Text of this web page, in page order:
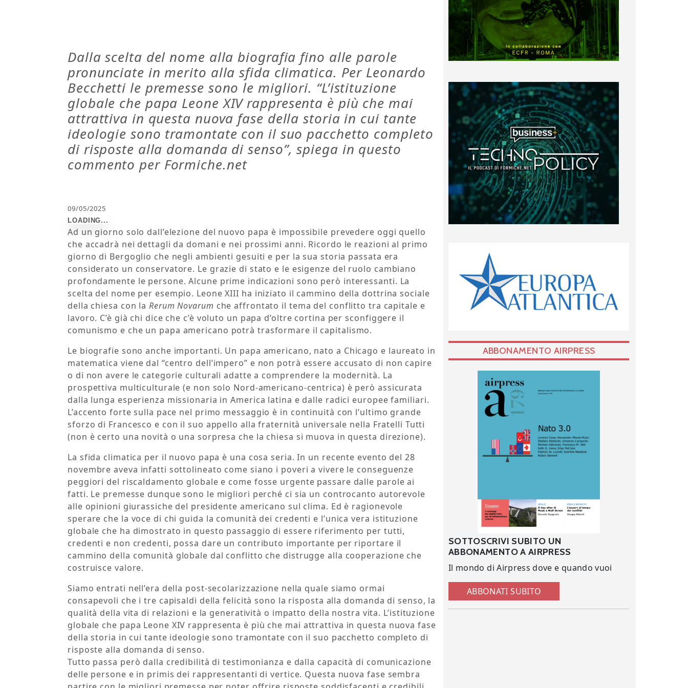
Dalla scelta del nome alla biografia fino alle parole
pronunciate in merito alla sfida climatica. Per Leonardo
Becchetti le premesse sono le migliori. “L’istituzione
globale che papa Leone XIV rappresenta è più che mai
attrattiva in questa nuova fase della storia in cui tante
ideologie sono tramontate con il suo pacchetto completo
di risposte alla domanda di senso”, spiega in questo
commento per Formiche.net
09/05/2025
Ad un giorno solo dall’elezione del nuovo papa è impossibile prevedere oggi quello
che accadrà nei dettagli da domani e nei prossimi anni. Ricordo le reazioni al primo
giorno di Bergoglio che negli ambienti gesuiti e per la sua storia passata era
considerato un conservatore. Le grazie di stato e le esigenze del ruolo cambiano
profondamente le persone. Alcune prime indicazioni sono però interessanti. La
scelta del nome per esempio. Leone XIII ha iniziato il cammino della dottrina sociale
della chiesa con la Rerum Novarum che affrontato il tema del conflitto tra capitale e
lavoro. C’è già chi dice che c’è voluto un papa d’oltre cortina per sconfiggere il
comunismo e che un papa americano potrà trasformare il capitalismo.
Le biografie sono anche importanti. Un papa americano, nato a Chicago e laureato in
matematica viene dal “centro dell’impero” e non potrà essere accusato di non capire
o di non avere le categorie culturali adatte a comprendere la modernità. La
prospettiva multiculturale (e non solo Nord-americano-centrica) è però assicurata
dalla lunga esperienza missionaria in America latina e dalle radici europee familiari.
L’accento forte sulla pace nel primo messaggio è in continuità con l’ultimo grande
sforzo di Francesco e con il suo appello alla fraternità universale nella Fratelli Tutti
(non è certo una novità o una sorpresa che la chiesa si muova in questa direzione).
La sfida climatica per il nuovo papa è una cosa seria. In un recente evento del 28
novembre aveva infatti sottolineato come siano i poveri a vivere le conseguenze
peggiori del riscaldamento globale e come fosse urgente passare dalle parole ai
fatti. Le premesse dunque sono le migliori perché ci sia un controcanto autorevole
alle opinioni giurassiche del presidente americano sul clima. Ed è ragionevole
sperare che la voce di chi guida la comunità dei credenti e l’unica vera istituzione
globale che ha dimostrato in questo passaggio di essere riferimento per tutti,
credenti e non credenti, possa dare un contributo importante per riportare il
cammino della comunità globale dal conflitto che distrugge alla cooperazione che
costruisce valore.
Siamo entrati nell’era della post-secolarizzazione nella quale siamo ormai
consapevoli che i tre capisaldi della felicità sono la risposta alla domanda di senso, la
qualità della vita di relazioni e la generatività o impatto della nostra vita. L’istituzione
globale che papa Leone XIV rappresenta è più che mai attrattiva in questa nuova fase
della storia in cui tante ideologie sono tramontate con il suo pacchetto completo di
risposte alla domanda di senso.
Tutto passa però dalla credibilità di testimonianza e dalla capacità di comunicazione
delle persone e in primis dei rappresentanti di vertice. Questa nuova fase sembra
ABBONAMENTO AIRPRESS
SOTTOSCRIVI SUBITO UN
ABBONAMENTO A AIRPRESS
Il mondo di Airpress dove e quando vuoi
ABBONATI SUBITO